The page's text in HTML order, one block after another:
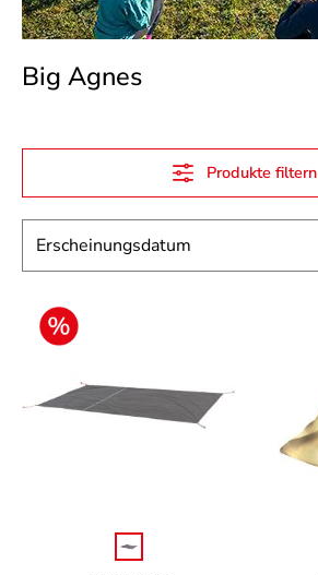
Big Agnes
Produkte filtern
auswählen